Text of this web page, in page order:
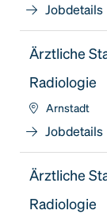
Jobdetails
Ärztliche
Radiologie
Arnstadt
Jobdetails
Ärztliche
Radiologie